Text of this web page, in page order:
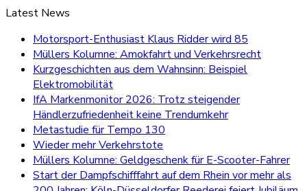
Latest News
Motorsport-Enthusiast Klaus Ridder wird 85
Müllers Kolumne: Amokfahrt und Verkehrsrecht
Kurzgeschichten aus dem Wahnsinn: Beispiel
Elektromobilität
IfA Markenmonitor 2026: Trotz steigender
Händlerzufriedenheit keine Trendumkehr
Metastudie für Tempo 130
Wieder mehr Verkehrstote
Müllers Kolumne: Geldgeschenk für E-Scooter-Fahrer
Start der Dampfschifffahrt auf dem Rhein vor mehr als